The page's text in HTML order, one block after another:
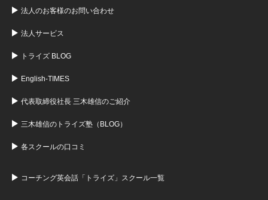
法人のお客様のお問い合わせ
法人サービス
トライズ BLOG
English-TIMES
代表取締役社長 三木雄信のご紹介
三木雄信のトライズ塾（BLOG）
各スクールの口コミ
コーチング英会話「トライズ」スクール一覧